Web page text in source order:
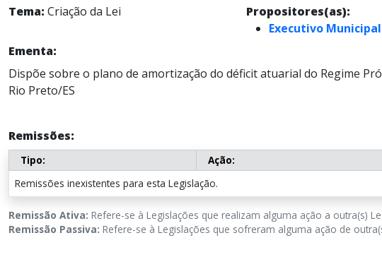
Tema: Criação da Lei
Propositores(as):
Executivo Municipal
Ementa:
Dispõe sobre o plano de amortização do déficit atuarial do Regime
Rio Preto/ES
Remissões:
Tipo: Ação:
Remissões inexistentes para esta Legislação.
Remissão Ativa: Refere-se à Legislações que realizam alguma ação a outra(s)
Remissão Passiva: Refere-se à Legislações que sofreram alguma ação de